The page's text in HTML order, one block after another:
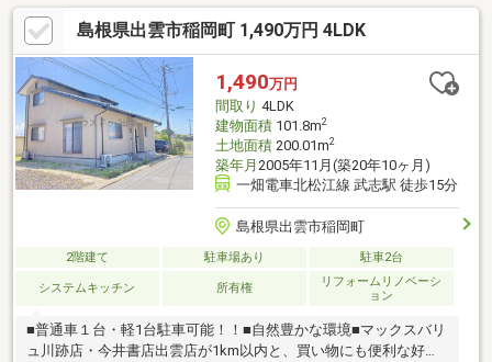
り、生活にも便利☆
島根県出雲市稲岡町 1,490万円 4LDK
1,490万円
間取り 4LDK
建物面積101.8m2
土地面積200.01m2
築年月 2005年11月(築20年10ヶ月)
一畑電車北松江線 武志駅 徒歩15分
島根県出雲市稲岡町
2階建て 駐車場あり 駐車2台
システムキッチン 所有権
リフォームリノベーシ
ョン
■普通車１台・軽1台駐車可能！！■自然豊かな環境■マックスバリ
ュ川跡店・今井書店出雲店が1km以内と、買い物にも便利な好立